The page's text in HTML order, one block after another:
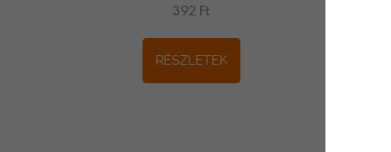
392 Ft
RÉSZLETEK